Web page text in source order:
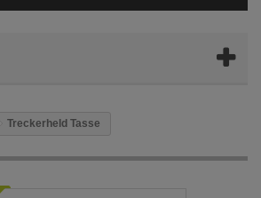
Treckerheld Tasse